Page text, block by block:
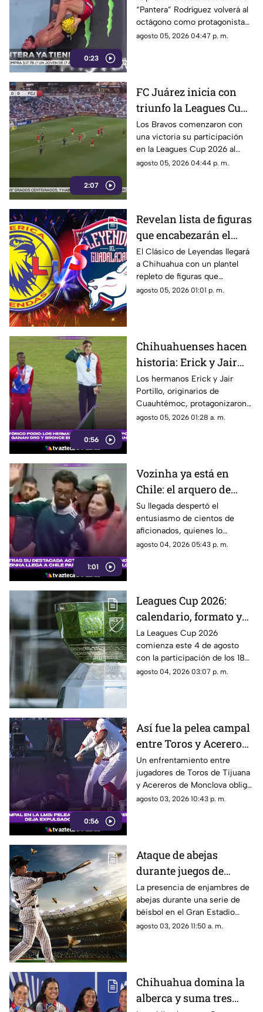
0:23
UFC | VIDEO
“Pantera” Rodríguez volverá al
octágono como protagonista
de una función estelar de UFC.
agosto 05, 2026 04:47 p. m.
2:07
FC Juárez inicia con
triunfo la Leagues Cup
2026 | VIDEO
Los Bravos comenzaron con
una victoria su participación
en la Leagues Cup 2026 al
imponerse 2-1 como visitantes
agosto 05, 2026 04:44 p. m.
Revelan lista de figuras
que encabezarán el
Clásico de Leyendas
entre América y Chivas
en Chihuahua
El Clásico de Leyendas llegará
a Chihuahua con un plantel
repleto de figuras que
marcaron una época en la Liga
agosto 05, 2026 01:01 p. m.
0:56
Chihuahuenses hacen
historia: Erick y Jair
Portillo conquistan el
salto de altura en Santo
Domingo 2026
Los hermanos Erick y Jair
Portillo, originarios de
Cuauhtémoc, protagonizaron
una jornada histórica para el
agosto 05, 2026 01:28 a. m.
1:01
Vozinha ya está en
Chile: el arquero de
Cabo Verde se acerca a
convertirse en refuerzo
de Colo Colo
Su llegada despertó el
entusiasmo de cientos de
aficionados, quienes lo
recibieron con cánticos y
agosto 04, 2026 05:43 p. m.
Leagues Cup 2026:
calendario, formato y
todo lo que debes saber
del torneo entre Liga
MX y MLS
La Leagues Cup 2026
comienza este 4 de agosto
con la participación de los 18
clubes de la Liga MX y los 18
agosto 04, 2026 03:07 p. m.
0:56
Así fue la pelea campal
entre Toros y Acereros
de la LMB; hay
expulsados y un
jugador hospitalizado
Un enfrentamiento entre
jugadores de Toros de Tijuana
y Acereros de Monclova obligó
a suspender temporalmente el
agosto 03, 2026 10:43 p. m.
Ataque de abejas
durante juegos de
béisbol en Parral deja
19 aficionados heridos |
VIDEO
La presencia de enjambres de
abejas durante una serie de
béisbol en el Gran Estadio
Parral provocó la atención de
agosto 03, 2026 11:50 a. m.
Chihuahua domina la
alberca y suma tres